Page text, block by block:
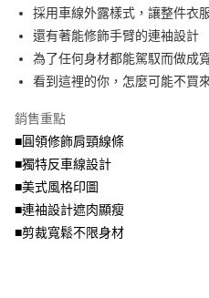
法說明評估內容。
【繳款方式說明】
1.分期款項不併入電信帳單，「大哥
醒簡訊。
2.透過簡訊連結打開帳單後，可選擇「
【注意事項】
1.本服務係由「台灣大哥大股份有限
用戶於交易時，得透過本服務購買商
買賣價金債權讓與本公司後，依約使用
資料（包含姓名、電話或地址）提供
由本公司與您本人進行分期帳單所需
２．便利：只要手機號碼，簡訊認證
３．安心：先確認商品／服務後，再付
【「AFTEE先享後付」結帳流程】
１．於結帳方式選擇「AFTEE先享後
３．收到繳費通知簡訊後14天內，點
ATM／網路銀行／等多元方式進行付
※ 請注意：結帳手續完成當下不需立
購買商品的店家。未經商家同意取消
後付繳納相關費用。
※ 交易是否成功請以「AFTEE先享後
是否繳費成功／繳費後需取消欲退款
客戶支援中心」https://
全家取貨付款
每筆NT$70，滿NT$699(含以上)
付款後全家取貨
每筆NT$70，滿NT$699(含以上)免
7-11取貨付款
每筆NT$70，滿NT$799(含以上)免
付款後7-11取貨
每筆NT$70，滿NT$699(含以上)免
採用車線外露樣式，讓整件衣
還有著能修飾手臂的連袖設計
為了任何身材都能駕馭而做成
看到這裡的你，怎麼可能不買
銷售重點
■圓領修飾肩頸線條
■獨特反車線設計
■美式風格印圖
■連袖設計遮肉顯瘦
■剪裁寬鬆不限身材